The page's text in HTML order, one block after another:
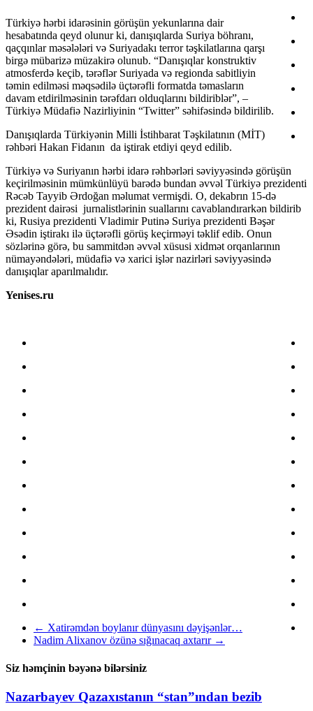
Türkiyə hərbi idarəsinin görüşün yekunlarına dair
hesabatında qeyd olunur ki, danışıqlarda Suriya böhranı,
qaçqınlar məsələləri və Suriyadakı terror təşkilatlarına qarşı
birgə mübarizə müzakirə olunub. “Danışıqlar konstruktiv
atmosferdə keçib, tərəflər Suriyada və regionda sabitliyin
təmin edilməsi məqsədilə üçtərəfli formatda təmasların
davam etdirilməsinin tərəfdarı olduqlarını bildiriblər”, –
Türkiyə Müdafiə Nazirliyinin “Twitter” səhifəsində bildirilib.
Danışıqlarda Türkiyənin Milli İstihbarat Təşkilatının (MİT)
rəhbəri Hakan Fidanın da iştirak etdiyi qeyd edilib.
Türkiyə və Suriyanın hərbi idarə rəhbərləri səviyyəsində görüşün
keçirilməsinin mümkünlüyü barədə bundan əvvəl Türkiyə prezidenti
Rəcəb Tayyib Ərdoğan məlumat vermişdi. O, dekabrın 15-də
prezident dairəsi jurnalistlərinin suallarını cavablandırarkən bildirib
ki, Rusiya prezidenti Vladimir Putinə Suriya prezidenti Bəşər
Əsədin iştirakı ilə üçtərəfli görüş keçirməyi təklif edib. Onun
sözlərinə görə, bu sammitdən əvvəl xüsusi xidmət orqanlarının
nümayəndələri, müdafiə və xarici işlər nazirləri səviyyəsində
danışıqlar aparılmalıdır.
Yenises.ru
← Xatirəmdən boylanır dünyasını dəyişənlər…
Nadim Alixanov özünə sığınacaq axtarır →
Siz həmçinin bəyənə bilərsiniz
Nazarbayev Qazaxıstanın “stan”ından bezib